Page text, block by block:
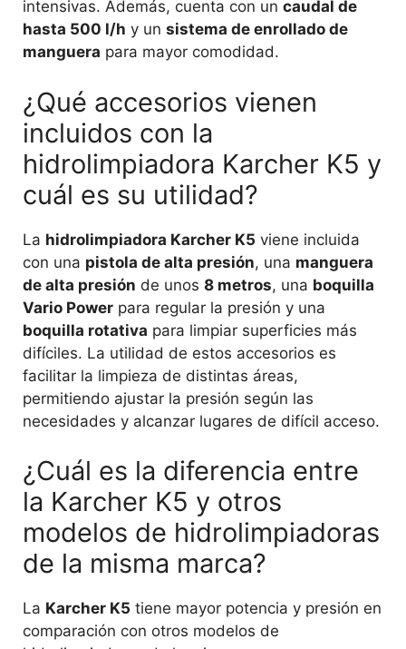
intensivas. Además, cuenta con un caudal de
hasta 500 l/h y un sistema de enrollado de
manguera para mayor comodidad.
¿Qué accesorios vienen
incluidos con la
hidrolimpiadora Karcher K5 y
cuál es su utilidad?
La hidrolimpiadora Karcher K5 viene incluida
con una pistola de alta presión, una manguera
de alta presión de unos 8 metros, una boquilla
Vario Power para regular la presión y una
boquilla rotativa para limpiar superficies más
difíciles. La utilidad de estos accesorios es
facilitar la limpieza de distintas áreas,
permitiendo ajustar la presión según las
necesidades y alcanzar lugares de difícil acceso.
¿Cuál es la diferencia entre
la Karcher K5 y otros
modelos de hidrolimpiadoras
de la misma marca?
La Karcher K5 tiene mayor potencia y presión en
comparación con otros modelos de